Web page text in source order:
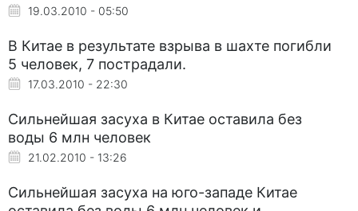
19.03.2010 - 05:50
В Китае в результате взрыва в шахте погибли
5 человек, 7 пострадали.
17.03.2010 - 22:30
Сильнейшая засуха в Китае оставила без
воды 6 млн человек
21.02.2010 - 13:26
Сильнейшая засуха на юго-западе Китае